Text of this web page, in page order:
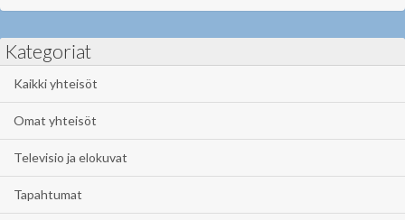
Kategoriat
Kaikki yhteisöt
Omat yhteisöt
Televisio ja elokuvat
Tapahtumat